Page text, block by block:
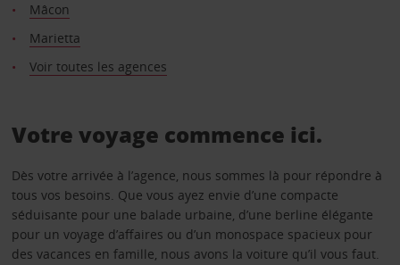
Mâcon
Marietta
Voir toutes les agences
Votre voyage commence ici.
Dès votre arrivée à l’agence, nous sommes là pour répondre à
tous vos besoins. Que vous ayez envie d’une compacte
séduisante pour une balade urbaine, d’une berline élégante
pour un voyage d’affaires ou d’un monospace spacieux pour
des vacances en famille, nous avons la voiture qu’il vous faut.